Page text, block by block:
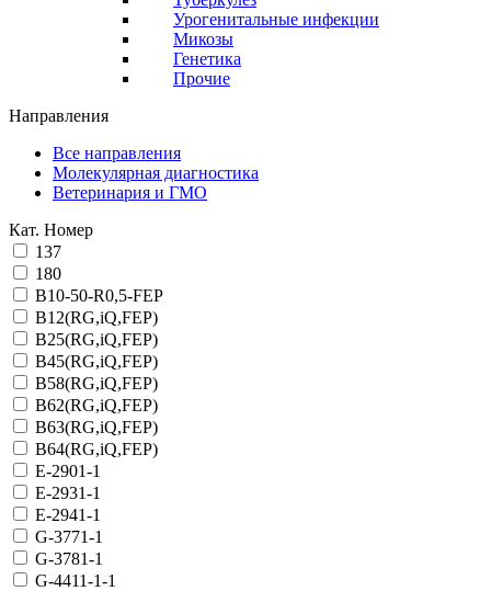
Урогенитальные инфекции
Микозы
Генетика
Прочие
Направления
Все направления
Молекулярная диагностика
Ветеринария и ГМО
Кат. Номер
137
180
B10-50-R0,5-FEP
B12(RG,iQ,FEP)
B25(RG,iQ,FEP)
B45(RG,iQ,FEP)
B58(RG,iQ,FEP)
B62(RG,iQ,FEP)
B63(RG,iQ,FEP)
B64(RG,iQ,FEP)
E-2901-1
E-2931-1
E-2941-1
G-3771-1
G-3781-1
G-4411-1-1